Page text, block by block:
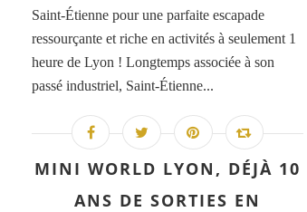
Saint-Étienne pour une parfaite escapade
ressourçante et riche en activités à seulement 1
heure de Lyon ! Longtemps associée à son
passé industriel, Saint-Étienne...
MINI WORLD LYON, DÉJÀ 10
ANS DE SORTIES EN